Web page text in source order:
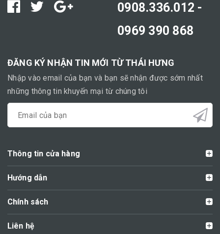
0908.336.012 -
0969 390 868
ĐĂNG KÝ NHẬN TIN MỚI TỪ THÁI HƯNG
Nhập vào email của bạn và bạn sẽ nhận được sớm nhất
những thông tin khuyến mại từ chúng tôi
Thông tin cửa hàng
Hướng dẫn
Chính sách
Liên hệ